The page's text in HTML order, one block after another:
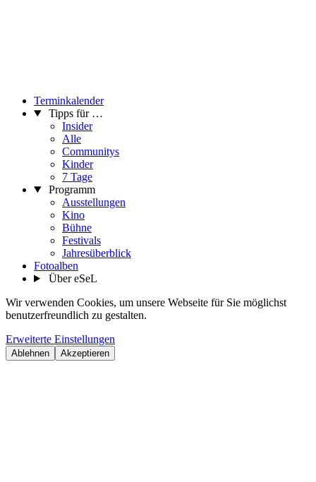
Terminkalender
Tipps für …
Insider
Alle
Communitys
Kinder
7 Tage
Programm
Ausstellungen
Kino
Bühne
Festivals
Jahresüberblick
Fotoalben
Über eSeL
Wir verwenden Cookies, um unsere Webseite für Sie möglichst
benutzerfreundlich zu gestalten.
Erweiterte Einstellungen
Ablehnen Akzeptieren